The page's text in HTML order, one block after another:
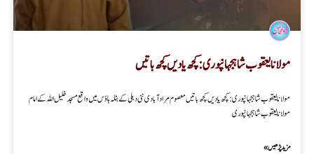
مولانا یعقوب شاہجہانپوری : کچھ یادیں کچھ باتیں
مولانا یعقوب شاہجہانپوری : کچھ یادیں کچھ باتیں معصوم مرادآبادی نئی دہلی کے بٹلہ ہاؤس میں واقع مسجد خلیل اللہ کے امام
مولانا یعقوب شاہجہانپوری
مزید پڑھیں »